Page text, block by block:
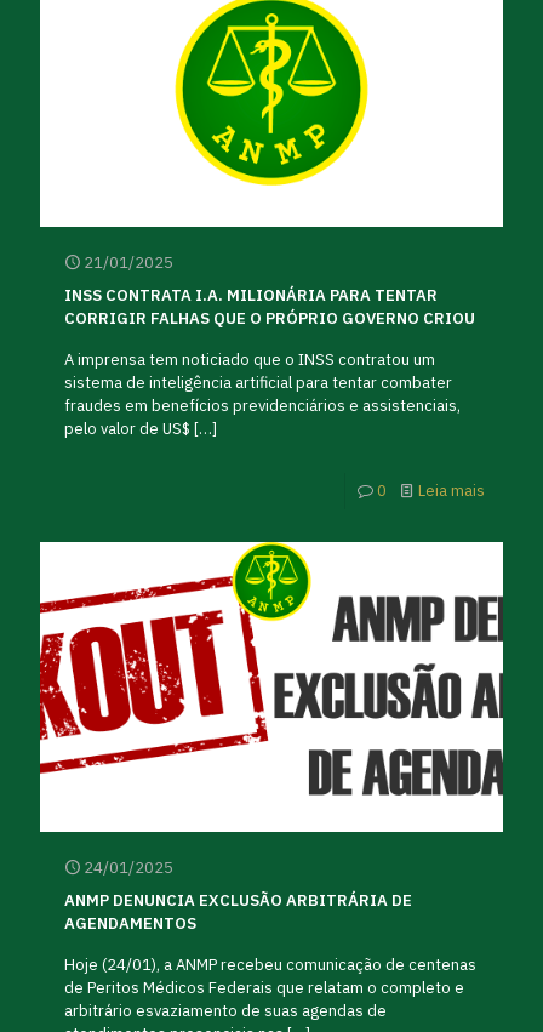
21/01/2025
INSS CONTRATA I.A. MILIONÁRIA PARA TENTAR
CORRIGIR FALHAS QUE O PRÓPRIO GOVERNO CRIOU
A imprensa tem noticiado que o INSS contratou um
sistema de inteligência artificial para tentar combater
fraudes em benefícios previdenciários e assistenciais,
pelo valor de US$ […]
0 Leia mais
24/01/2025
ANMP DENUNCIA EXCLUSÃO ARBITRÁRIA DE
AGENDAMENTOS
Hoje (24/01), a ANMP recebeu comunicação de centenas
de Peritos Médicos Federais que relatam o completo e
arbitrário esvaziamento de suas agendas de